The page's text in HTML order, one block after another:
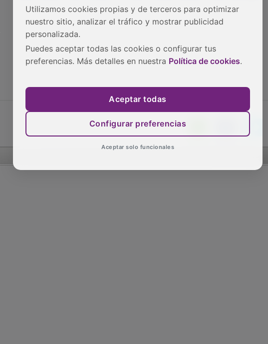
Utilizamos cookies propias y de terceros para optimizar
nuestro sitio, analizar el tráfico y mostrar publicidad
personalizada.
Puedes aceptar todas las cookies o configurar tus
preferencias. Más detalles en nuestra Política de cookies.
Aceptar todas
Configurar preferencias
Aceptar solo funcionales